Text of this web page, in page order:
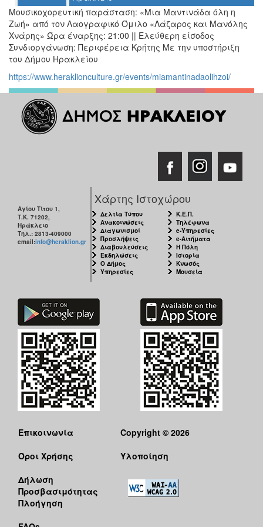
ΤΟΠΟΣ
ΜΑΣ
ΔΗΜΟΣ
ΠΟΛΙΤΙΣΜΟΣ
ΑΝΘΕΚΤΙΚΗ
ΠΟΛΗ
Μουσικοχορευτική παράσταση: «Μια Μαντινάδα όλη η
Ζωή» από τον Λαογραφικό Όμιλο «Λάζαρος και Μανόλης
Χνάρης» Ώρα έναρξης: 21:00 || Ελεύθερη είσοδος
Συνδιοργάνωση: Περιφέρεια Κρήτης Με την υποστήριξη
του Δήμου Ηρακλείου
https://www.heraklionculture.gr/events/miamantinadaolihzoi/
Αγίου Τίτου 1,
Τ.Κ. 71202,
Ηράκλειο
Τηλ.: 2813-409000
email:info@heraklion.gr
Χάρτης Ιστοχώρου
Δελτία Τύπου
Ανακοινώσεις
Διαγωνισμοί
Προσλήψεις
Διαβουλεύσεις
Εκδηλώσεις
Ο Δήμος
Υπηρεσίες
Κ.Ε.Π.
Τηλέφωνα
e-Υπηρεσίες
e-Αιτήματα
Η Πόλη
Ιστορία
Κνωσός
Μουσεία
Επικοινωνία
Όροι Χρήσης
Δήλωση
Προσβασιμότητας
Πλοήγηση
Copyright © 2026
Υλοποίηση